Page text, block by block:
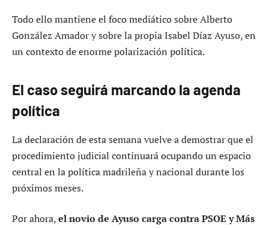
Todo ello mantiene el foco mediático sobre Alberto
González Amador y sobre la propia Isabel Díaz Ayuso, en
un contexto de enorme polarización política.
El caso seguirá marcando la agenda
política
La declaración de esta semana vuelve a demostrar que el
procedimiento judicial continuará ocupando un espacio
central en la política madrileña y nacional durante los
próximos meses.
Por ahora,el novio de Ayuso carga contra PSOE y Más